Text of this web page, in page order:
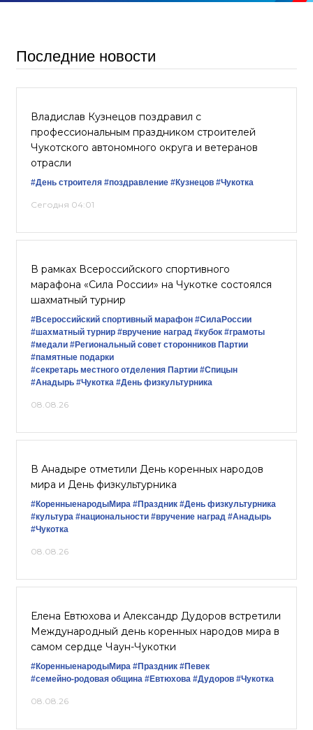
Последние новости
Владислав Кузнецов поздравил с
профессиональным праздником строителей
Чукотского автономного округа и ветеранов
отрасли
#День строителя #поздравление #Кузнецов #Чукотка
Сегодня 04:01
В рамках Всероссийского спортивного
марафона «Сила России» на Чукотке состоялся
шахматный турнир
#Всероссийский спортивный марафон #СилаРоссии
#шахматный турнир #вручение наград #кубок #грамоты
#медали #Региональный совет сторонников Партии
#памятные подарки
#секретарь местного отделения Партии #Спицын
#Анадырь #Чукотка #День физкультурника
08.08.26
В Анадыре отметили День коренных народов
мира и День физкультурника
#КоренныенародыМира #Праздник #День физкультурника
#культура #национальности #вручение наград #Анадырь
#Чукотка
08.08.26
Елена Евтюхова и Александр Дудоров встретили
Международный день коренных народов мира в
самом сердце Чаун-Чукотки
#КоренныенародыМира #Праздник #Певек
#семейно-родовая община #Евтюхова #Дудоров #Чукотка
08.08.26